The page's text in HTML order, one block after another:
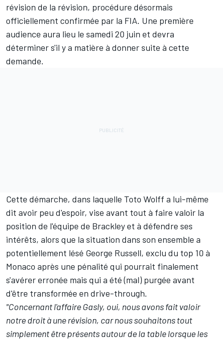
révision de la révision, procédure désormais
officiellement confirmée par la FIA. Une première
audience aura lieu le samedi 20 juin et devra
déterminer s'il y a matière à donner suite à cette
demande.
Cette démarche, dans laquelle Toto Wolff a lui-même
dit avoir peu d'espoir, vise avant tout à faire valoir la
position de l'équipe de Brackley et à défendre ses
intérêts, alors que la situation dans son ensemble a
potentiellement lésé George Russell, exclu du top 10 à
Monaco après une pénalité qui pourrait finalement
s'avérer erronée mais qui a été (mal) purgée avant
d'être transformée en drive-through.
"Concernant l'affaire Gasly, oui, nous avons fait valoir
notre droit à une révision, car nous souhaitons tout
simplement être présents autour de la table lorsque les